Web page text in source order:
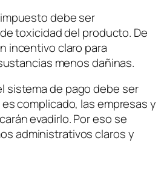
debe ser
toxicidad del producto. De
incentivo claro para
menos dañinas.
sistema de pago debe ser
complicado, las empresas y
evadirlo. Por eso se
administrativos claros y